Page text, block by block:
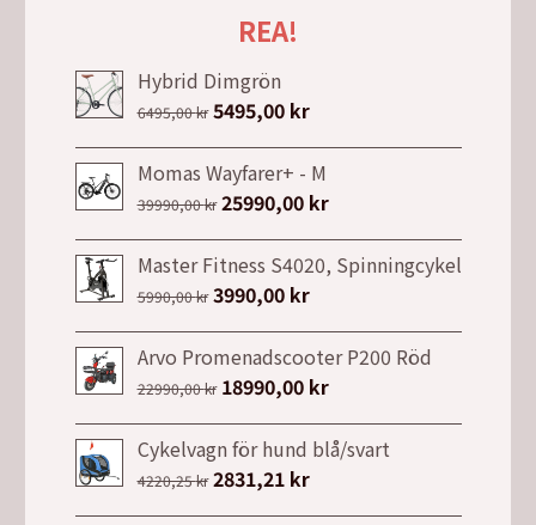
REA!
Hybrid Dimgrön
6495,00kr Det
ursprungliga
priset
var:
5495,00 krDet
nuvarande
priset
är:
Momas Wayfarer+ - M
39990,00kr Det
ursprungliga
priset
var:
25990,00 krDet
nuvarande
priset
Master Fitness S4020, Spinningcykel
5990,00kr Det
ursprungliga
priset
var:
3990,00 krDet
nuvarande
priset
är:
Arvo Promenadscooter P200 Röd
22990,00kr Det
ursprungliga
priset
var:
18990,00 krDet
nuvarande
priset
Cykelvagn för hund blå/svart
4220,25kr Det
ursprungliga
2831,21 krDet
nuvarande